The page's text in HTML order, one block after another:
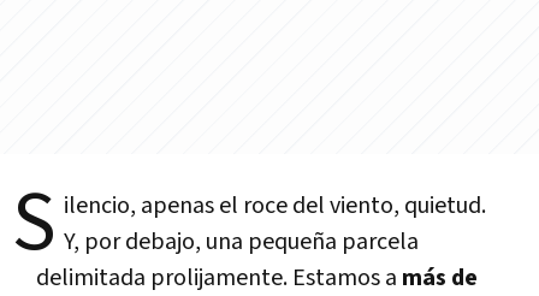
S ilencio, apenas el roce del viento, quietud.
Y, por debajo, una pequeña parcela
delimitada prolijamente. Estamos a más de